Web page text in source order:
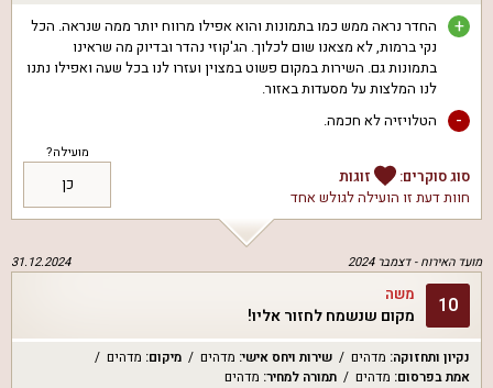
+
החדר נראה ממש כמו בתמונות והוא אפילו מרווח יותר ממה שנראה. הכל
נקי ברמות, לא מצאנו שום לכלוך. הג'קוזי נהדר ובדיוק מה שראינו
בתמונות גם. השירות במקום פשוט במצוין ועזרו לנו בכל שעה ואפילו נתנו
לנו המלצות על מסעדות באזור.
- הטלויזיה לא חכמה.
סוג סוקרים:
זוגות
חוות דעת זו הועילה לגולש אחד
מועילה?
כן
מועד האירוח -דצמבר 2024 31.12.2024
10 משה
מקום שנשמח לחזור אליו!
נקיון ותחזוקה: מדהים שירות ויחס אישי: מדהים מיקום: מדהים
אמת בפרסום: מדהים תמורה למחיר: מדהים